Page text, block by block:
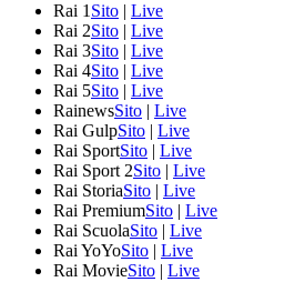
Rai 1 Sito | Live
Rai 2Sito | Live
Rai 3Sito | Live
Rai 4Sito | Live
Rai 5Sito | Live
RainewsSito | Live
Rai GulpSito | Live
Rai SportSito | Live
Rai Sport 2Sito | Live
Rai StoriaSito | Live
Rai PremiumSito | Live
Rai ScuolaSito | Live
Rai YoYoSito | Live
Rai MovieSito | Live